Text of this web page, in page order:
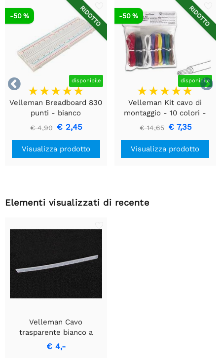


RIDOTTO
disponibile
-50 %
Velleman Breadboard 830
punti - bianco
€ 4,90 € 2,45
Visualizza prodotto
RIDOTTO
disponibile
-50 %
Velleman Kit cavo di
montaggio - 10 colori -
60m - multipolare
€ 14,65 € 7,35
Visualizza prodotto
Elementi visualizzati di recente
Velleman Cavo
trasparente bianco a
spirale lungo 10m con
diametro di 6mm.
€ 4,-